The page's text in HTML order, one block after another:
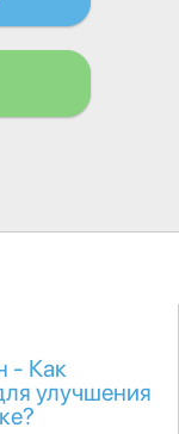
- Как
улучшения